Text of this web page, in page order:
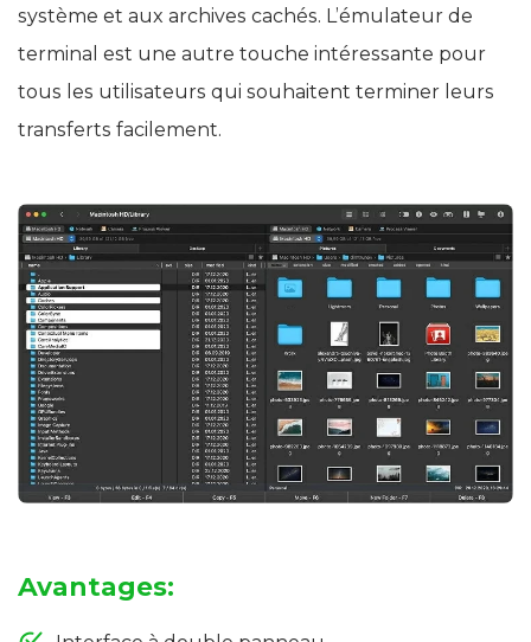
système et aux archives cachés. L’émulateur de
terminal est une autre touche intéressante pour
tous les utilisateurs qui souhaitent terminer leurs
transferts facilement.
Avantages: